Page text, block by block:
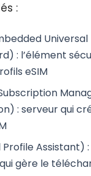
:
: l’élément
eSIM
: serveur qui
Profile Assistant)
gère le